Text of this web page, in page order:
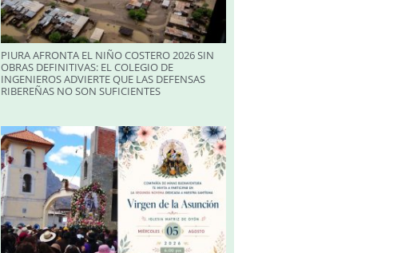
PIURA AFRONTA EL NIÑO COSTERO 2026 SIN
OBRAS DEFINITIVAS: EL COLEGIO DE
INGENIEROS ADVIERTE QUE LAS DEFENSAS
RIBEREÑAS NO SON SUFICIENTES